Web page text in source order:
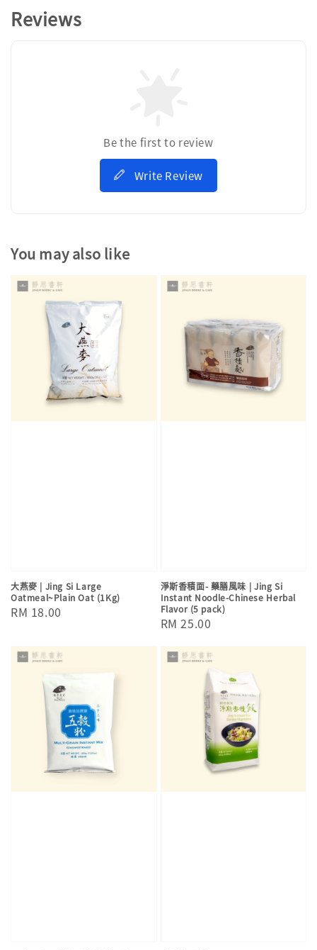
Reviews
Be the first to review
Write Review
You may also like
大燕麥 | Jing Si Large
Oatmeal~Plain Oat (1Kg)
Regular
RM 18.00
淨斯香積面- 藥膳風味 | Jing Si
Instant Noodle-Chinese Herbal
Flavor (5 pack)
Regular
RM 25.00